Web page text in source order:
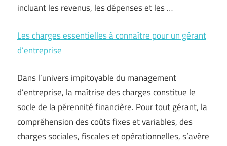
incluant les revenus, les dépenses et les …
Les charges essentielles à connaître pour un gérant
d’entreprise
Dans l’univers impitoyable du management
d’entreprise, la maîtrise des charges constitue le
socle de la pérennité financière. Pour tout gérant, la
compréhension des coûts fixes et variables, des
charges sociales, fiscales et opérationnelles, s’avère